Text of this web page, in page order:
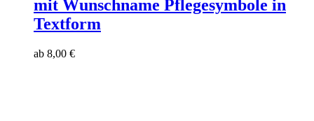
mit Wunschname Pflegesymbole in
Textform
ab 8,00 €